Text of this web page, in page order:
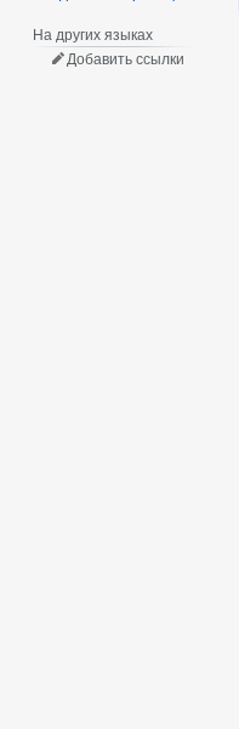
На других языках
Добавить ссылки